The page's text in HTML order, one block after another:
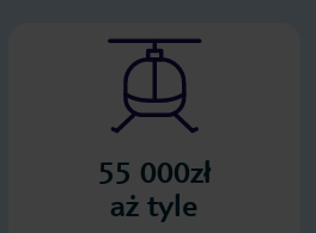
55 000zł
aż tyle